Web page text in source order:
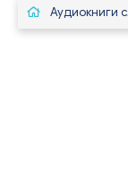
Аудиокниги